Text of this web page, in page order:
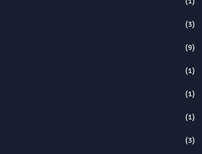
(3)
(9)
(1)
(1)
(1)
(3)